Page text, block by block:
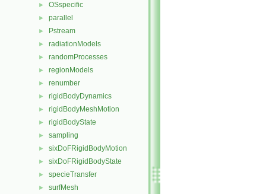
► OSspecific
► parallel
► Pstream
► radiationModels
► randomProcesses
► regionModels
► renumber
► rigidBodyDynamics
► rigidBodyMeshMotion
► rigidBodyState
► sampling
► sixDoFRigidBodyMotion
► sixDoFRigidBodyState
► specieTransfer
► surfMesh